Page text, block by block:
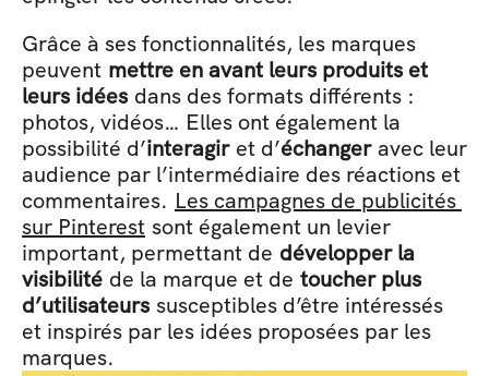
Grâce à ses fonctionnalités, les marques
peuvent mettre en avant leurs produits et
leurs idées dans des formats différents :
photos, vidéos… Elles ont également la
possibilité d’interagir et d’échanger avec leur
audience par l’intermédiaire des réactions et
commentaires. Les campagnes de publicités
sur Pinterest sont également un levier
important, permettant de développer la
visibilité de la marque et de toucher plus
d’utilisateurs susceptibles d’être intéressés
et inspirés par les idées proposées par les
marques.